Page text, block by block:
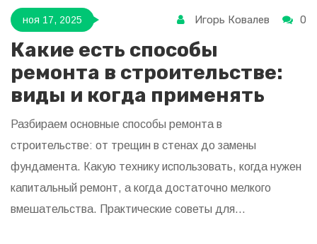
ноя 17, 2025 Игорь Ковалев 0
Какие есть способы
ремонта в строительстве:
виды и когда применять
Разбираем основные способы ремонта в
строительстве: от трещин в стенах до замены
фундамента. Какую технику использовать, когда нужен
капитальный ремонт, а когда достаточно мелкого
вмешательства. Практические советы для